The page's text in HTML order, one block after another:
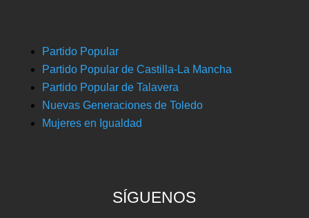
Partido Popular
Partido Popular de Castilla-La Mancha
Partido Popular de Talavera
Nuevas Generaciones de Toledo
Mujeres en Igualdad
SÍGUENOS